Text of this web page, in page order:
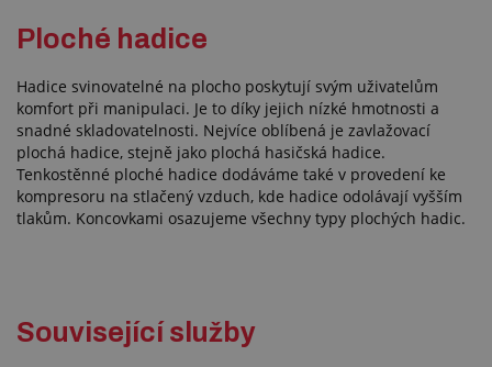
Ploché hadice
Hadice svinovatelné na plocho poskytují svým uživatelům
komfort při manipulaci. Je to díky jejich nízké hmotnosti a
snadné skladovatelnosti. Nejvíce oblíbená je zavlažovací
plochá hadice, stejně jako plochá hasičská hadice.
Tenkostěnné ploché hadice dodáváme také v provedení ke
kompresoru na stlačený vzduch, kde hadice odolávají vyšším
tlakům. Koncovkami osazujeme všechny typy plochých hadic.
Související služby